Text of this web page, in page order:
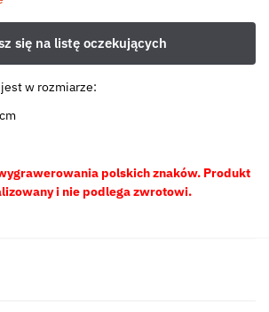
w rozmiarze:
polskich znaków. Produkt
i nie podlega zwrotowi.